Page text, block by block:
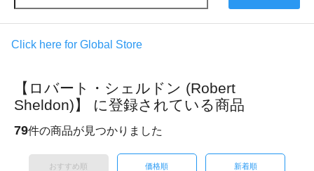
Click here for Global Store
【ロバート・シェルドン (Robert
Sheldon)】 に登録されている商品
79件の商品が見つかりました
おすすめ順 価格順 新着順